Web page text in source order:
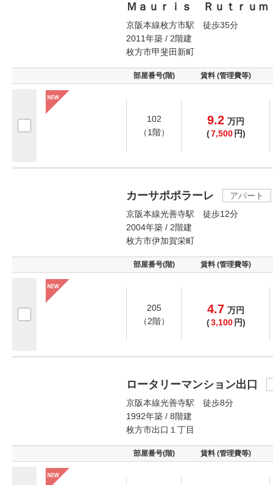
Ｍａｕｒｉｓ Ｒｕｔｒｕｍ
京阪本線枚方市駅 徒歩35分
2011年築 / 2階建
枚方市甲斐田新町
部屋番号(階) 賃料 (管理費等)
102
（1階）
9.2 万円
(7,500 円)
カーサポポラーレ
アパート
京阪本線光善寺駅 徒歩12分
2004年築 / 2階建
枚方市伊加賀栄町
部屋番号(階) 賃料 (管理費等)
205
（2階）
4.7 万円
(3,100 円)
ロータリーマンション出口
京阪本線光善寺駅 徒歩8分
1992年築 / 8階建
枚方市出口１丁目
部屋番号(階) 賃料 (管理費等)